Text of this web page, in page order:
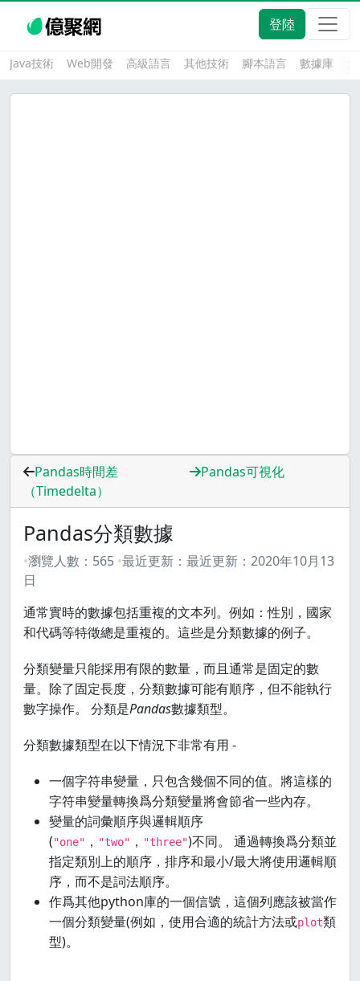
登陸
Java技術 Web開發 高級語言 其他技術 腳本語言 數據庫
Pandas時間差
（Timedelta）
Pandas可視化
Pandas分類數據
瀏覽人數： 565 最近更新： 最近更新： 2020年10月13
日
通常實時的數據包括重複的文本列。例如：性別，國家
和代碼等特徵總是重複的。這些是分類數據的例子。
分類變量只能採用有限的數量，而且通常是固定的數
量。除了固定長度，分類數據可能有順序，但不能執行
數字操作。 分類是Pandas數據類型。
分類數據類型在以下情況下非常有用 -
一個字符串變量，只包含幾個不同的值。將這樣的
字符串變量轉換爲分類變量將會節省一些內存。
變量的詞彙順序與邏輯順序
("one" ， "two" ， "three")不同。 通過轉換爲分類並
指定類別上的順序，排序和最小/最大將使用邏輯順
序，而不是詞法順序。
作爲其他python庫的一個信號，這個列應該被當作
一個分類變量(例如，使用合適的統計方法或plot類
型)。